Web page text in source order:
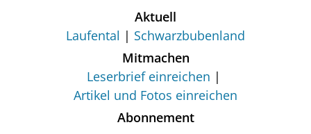
Aktuell
Laufental
Schwarzbubenland
Mitmachen
Leserbrief einreichen
Artikel und Fotos einreichen
Abonnement